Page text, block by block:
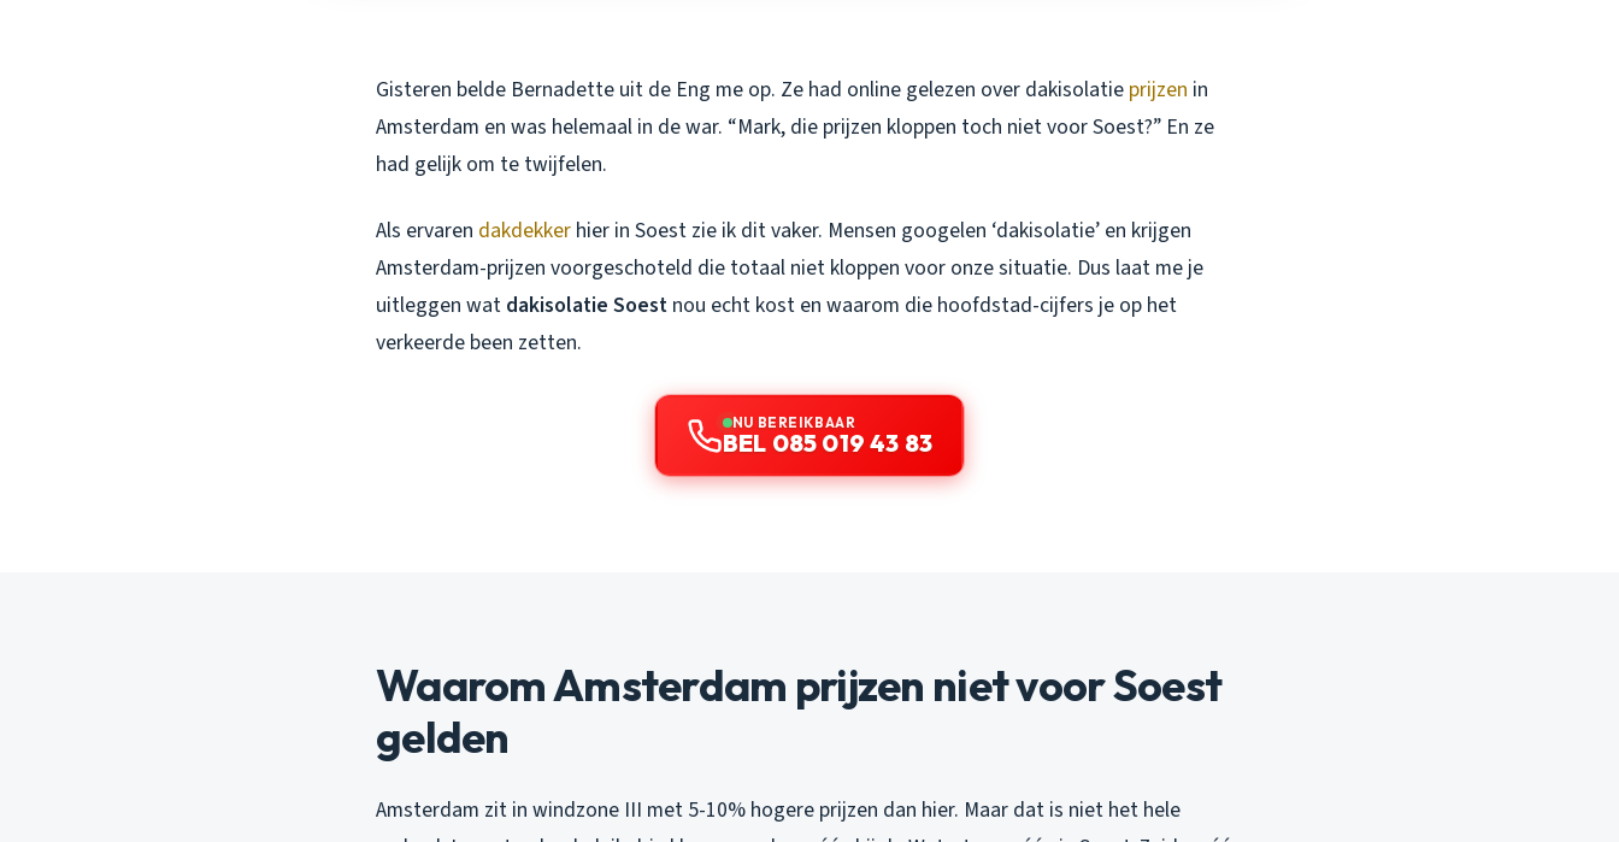
Gisteren belde Bernadette uit de Eng me op. Ze had online gelezen over dakisolatie prijzen in
Amsterdam en was helemaal in de war. “Mark, die prijzen kloppen toch niet voor Soest?” En ze
had gelijk om te twijfelen.
Als ervaren dakdekker hier in Soest zie ik dit vaker. Mensen googelen ‘dakisolatie’ en krijgen
Amsterdam-prijzen voorgeschoteld die totaal niet kloppen voor onze situatie. Dus laat me je
uitleggen wat dakisolatie Soest nou echt kost en waarom die hoofdstad-cijfers je op het
verkeerde been zetten.
NU BEREIKBAAR
BEL 085 019 43 83
Waarom Amsterdam prijzen niet voor Soest
gelden
Amsterdam zit in windzone III met 5-10% hogere prijzen dan hier. Maar dat is niet het hele